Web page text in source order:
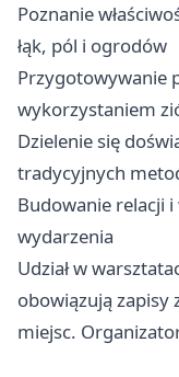
Poznanie
łąk, pól i ogrodów
Przygotowywanie
wykorzystaniem
Dzielenie się
tradycyjnych
Budowanie relacji
wydarzenia
Udział w
obowiązują zapisy
miejsc.